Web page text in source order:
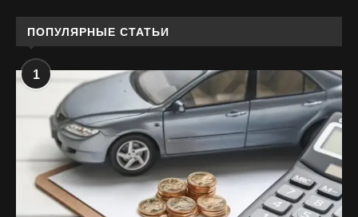
ПОПУЛЯРНЫЕ СТАТЬИ
1